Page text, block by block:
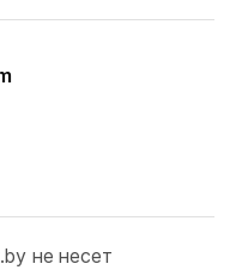
не несет